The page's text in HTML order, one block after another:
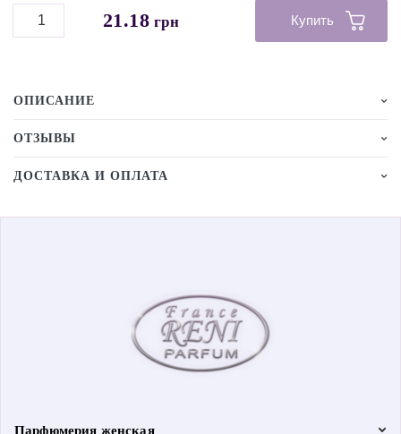
21.18 грн Купить
ОПИСАНИЕ
ОТЗЫВЫ
ДОСТАВКА И ОПЛАТА
Парфюмерия женская